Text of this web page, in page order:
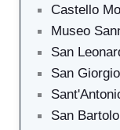
Castello
Museo
San
San
San